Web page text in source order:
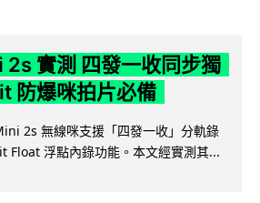
實測 四發一收同步獨
防爆咪拍片必備
2s 無線咪支援「四發一收」分軌錄
Float 浮點內錄功能。本文經實測其...